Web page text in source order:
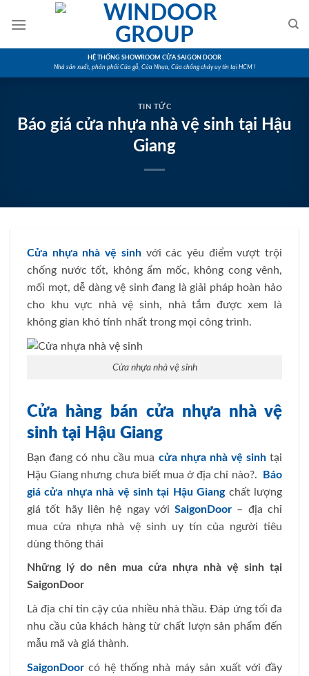
HỆ THỐNG SHOWROOM CỬA SAIGON DOOR
Nhà sản xuất, phân phối Cửa gỗ, Cửa Nhựa, Cửa chống cháy uy tín tại HCM !
TIN TỨC
Báo giá cửa nhựa nhà vệ sinh tại Hậu
Giang
Cửa nhựa nhà vệ sinhvới các yêu điểm vượt trội
chống nước tốt, không ẩm mốc, không cong vênh,
mối mọt, dễ dàng vệ sinh đang là giải pháp hoàn hảo
cho khu vực nhà vệ sinh, nhà tắm được xem là
không gian khó tính nhất trong mọi công trình.
Cửa nhựa nhà vệ sinh
Cửa hàng bán cửa nhựa nhà vệ
sinh tại Hậu Giang
Bạn đang có nhu cầu mua cửa nhựa nhà vệ sinhtại
Hậu Giang nhưng chưa biết mua ở địa chỉ nào?.
Báo
giá cửa nhựa nhà vệ sinh tại Hậu Giang chất lượng
giá tốt hãy liên hệ ngay vớiSaigonDoor – địa chỉ
mua cửa nhựa nhà vệ sinh uy tín của người tiêu
dùng thông thái
Những lý do nên mua cửa nhựa nhà vệ sinh tại
SaigonDoor
Là địa chỉ tin cậy của nhiều nhà thầu. Đáp ứng tối đa
nhu cầu của khách hàng từ chất lượn sản phẩm đến
mẫu mã và giá thành.
SaigonDoor có hệ thống nhà máy sản xuất với đầy